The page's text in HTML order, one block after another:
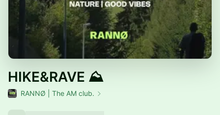
HIKE&RAVE ⛰️
RANNØ | The AM club.